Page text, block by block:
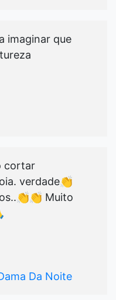
imaginar que
cortar
verdade👏
Muito
Da Noite